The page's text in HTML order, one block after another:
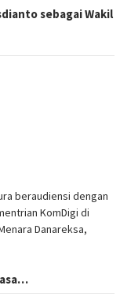
sebagai Wakil